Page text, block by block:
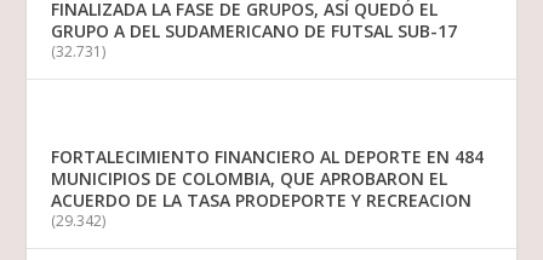
FINALIZADA LA FASE DE GRUPOS, ASÍ QUEDÓ EL
GRUPO A DEL SUDAMERICANO DE FUTSAL SUB-17
(32.731)
FORTALECIMIENTO FINANCIERO AL DEPORTE EN 484
MUNICIPIOS DE COLOMBIA, QUE APROBARON EL
ACUERDO DE LA TASA PRODEPORTE Y RECREACION
(29.342)